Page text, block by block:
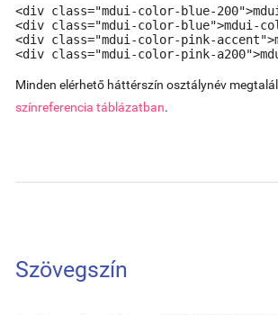
<div class="mdui-color-blue-
<div class="mdui-color-blue">mdui-
<div class="mdui-color-pink-
<div class="mdui-color-pink-
Minden elérhető háttérszín osztálynév
színreferencia táblázatban.
Szövegszín